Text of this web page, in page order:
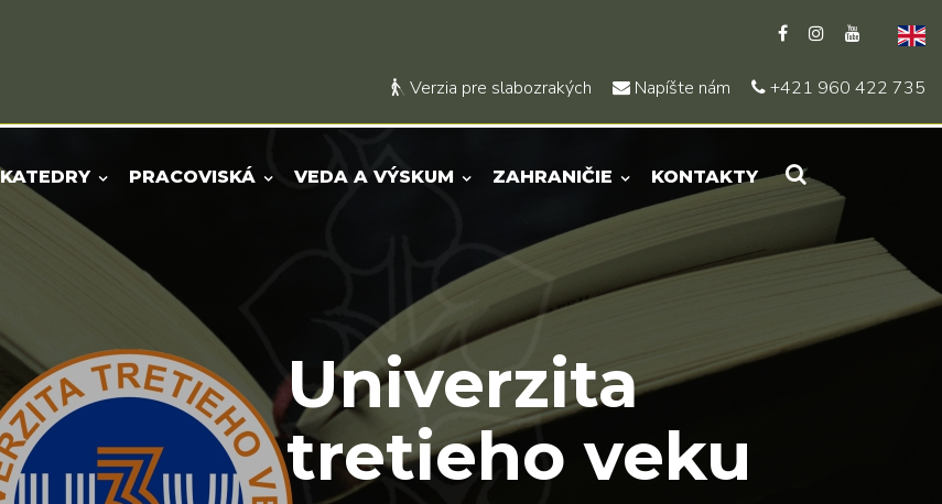
Verzia pre slabozrakých Napíšte nám +421 960 422 735
KATEDRY PRACOVISKÁ VEDA A VÝSKUM ZAHRANIČIE KONTAKTY
Univerzita
tretieho veku